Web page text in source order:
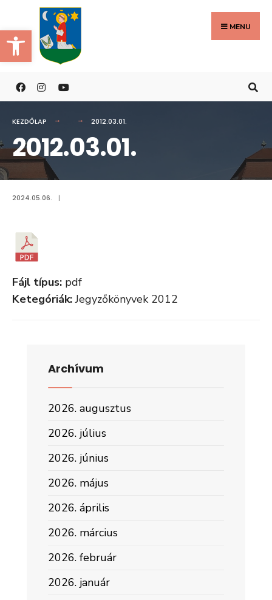
Eszköztár megnyitása
to
content
MENU
KEZDŐLAP 2012.03.01.
2012.03.01.
2024.05.06. |
Fájl típus: pdf
Ketegóriák:Jegyzőkönyvek 2012
Archívum
2026. augusztus
2026. július
2026. június
2026. május
2026. április
2026. március
2026. február
2026. január
Search